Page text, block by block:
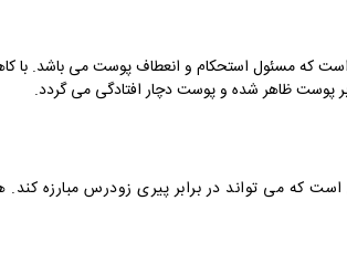
که مسئول استحکام و انعطاف پوست می باشد. با
پوست ظاهر شده و پوست دچار افتادگی می گردد.
که می تواند در برابر پیری زودرس مبارزه